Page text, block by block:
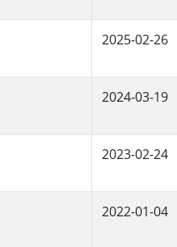
2025-02-26
2024-03-19
2023-02-24
2022-01-04